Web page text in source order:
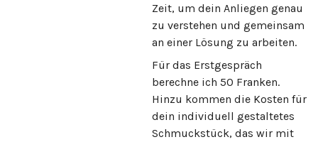
Zeit, um dein Anliegen genau
zu verstehen und gemeinsam
an einer Lösung zu arbeiten.
Für das Erstgespräch
berechne ich 50 Franken.
Hinzu kommen die Kosten für
dein individuell gestaltetes
Schmuckstück, das wir mit